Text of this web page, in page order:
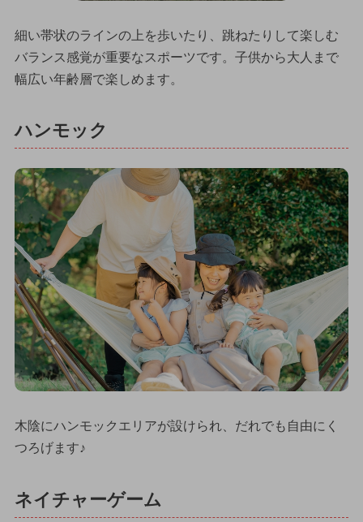
細い帯状のラインの上を歩いたり、跳ねたりして楽しむ
バランス感覚が重要なスポーツです。子供から大人まで
幅広い年齢層で楽しめます。
ハンモック
木陰にハンモックエリアが設けられ、だれでも自由にく
つろげます♪
ネイチャーゲーム